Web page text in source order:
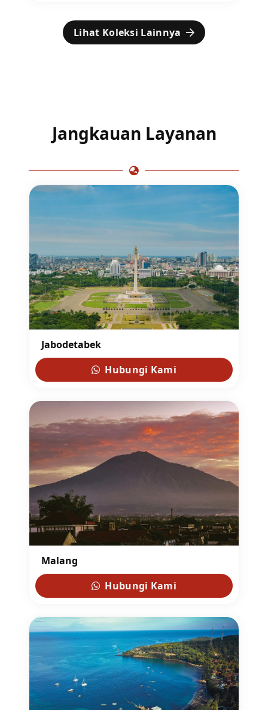
Lihat Koleksi Lainnya
Jangkauan Layanan
Jabodetabek
Hubungi Kami
Malang
Hubungi Kami